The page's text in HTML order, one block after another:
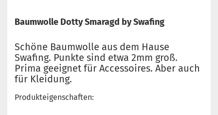
Baumwolle Dotty Smaragd by Swafing
Schöne Baumwolle aus dem Hause
Swafing. Punkte sind etwa 2mm groß.
Prima geeignet für Accessoires. Aber auch
für Kleidung.
Produkteigenschaften: